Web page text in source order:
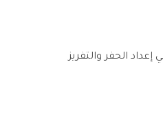
الحفر والتفريز